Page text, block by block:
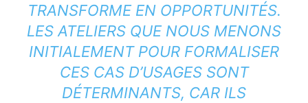
TRANSFORME EN OPPORTUNITÉS.
LES ATELIERS QUE NOUS MENONS
INITIALEMENT POUR FORMALISER
CES CAS D’USAGES SONT
DÉTERMINANTS, CAR ILS